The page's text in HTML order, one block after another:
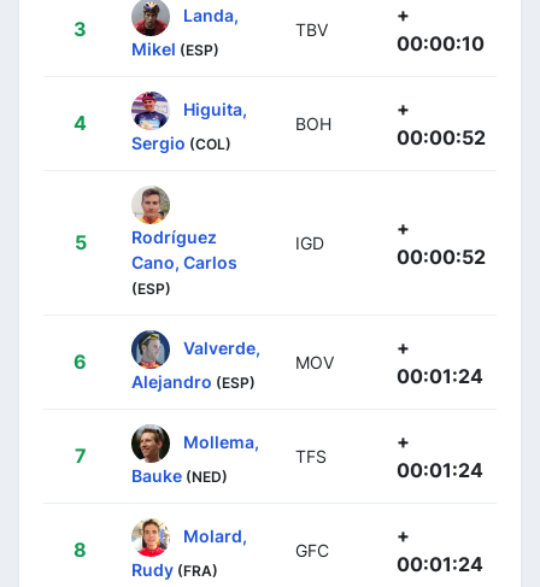
3
Landa,
Mikel (ESP)
TBV
+
00:00:10
4
Higuita,
Sergio (COL)
BOH
+
00:00:52
5
Rodríguez
Cano, Carlos
(ESP)
IGD
+
00:00:52
6
Valverde,
Alejandro (ESP)
MOV
+
00:01:24
7
Mollema,
Bauke (NED)
TFS
+
00:01:24
8
Molard,
Rudy (FRA)
GFC
+
00:01:24